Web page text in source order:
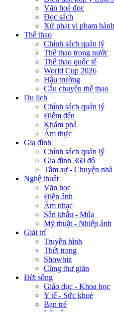
Văn hoá đọc
Đọc sách
Xử phạt vi phạm
Thể thao
Chính sách quản lý
Thể thao trong nước
Thể thao quốc tế
World Cup 2026
Hậu trường
Câu chuyện thể thao
Du lịch
Chính sách quản lý
Điểm đến
Khám phá
Ẩm thực
Gia đình
Chính sách quản lý
Gia đình 360 độ
Tâm sự - Chuyện nhà
Nghệ thuật
Văn học
Điện ảnh
Âm nhạc
Sân khấu - Múa
Mỹ thuật - Nhiếp ảnh
Giải trí
Truyền hình
Thời trang
Showbiz
Cùng thư giãn
Đời sống
Giáo dục - Khoa học
Y tế - Sức khoẻ
Bạn trẻ